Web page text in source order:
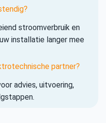
stroomverbruik en
installatie langer mee
partner?
advies, uitvoering,